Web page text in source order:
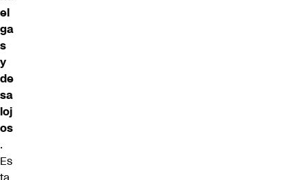
el
ga
s
y
de
sa
loj
os
.
Es